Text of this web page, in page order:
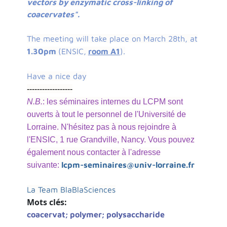
vectors by enzymatic cross-linking of
coacervates".
The meeting will take place on March 28th, at
1.30pm (ENSIC, room A1).
Have a nice day
------------------
N.B.: les séminaires internes du LCPM sont
ouverts à tout le personnel de l'Université de
Lorraine. N'hésitez pas à nous rejoindre à
l'ENSIC, 1 rue Grandville, Nancy. Vous pouvez
également nous contacter à l'adresse
suivante: lcpm-seminaires@univ-lorraine.fr
La Team BlaBlaSciences
Mots clés
coacervat; polymer; polysaccharide